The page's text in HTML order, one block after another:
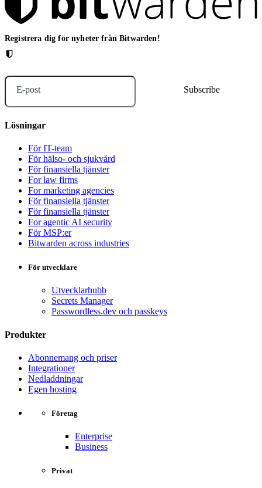
Registrera dig för nyheter från Bitwarden!
E-post
Lösningar
För IT-team
För hälso- och sjukvård
För finansiella tjänster
For law firms
For marketing agencies
För finansiella tjänster
För finansiella tjänster
For agentic AI security
För MSP:er
Bitwarden across industries
För utvecklare
Utvecklarhubb
Secrets Manager
Passwordless.dev och passkeys
Produkter
Abonnemang och priser
Integrationer
Nedladdningar
Egen hosting
Företag
Enterprise
Business
Privat